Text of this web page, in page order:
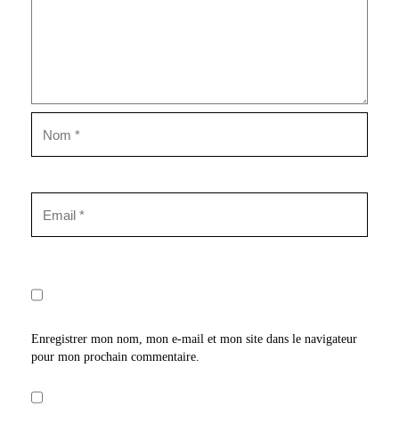
Enregistrer mon nom, mon e-mail et mon site dans le navigateur
pour mon prochain commentaire.